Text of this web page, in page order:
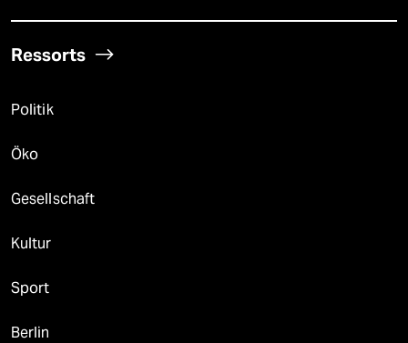
Ressorts
Politik
Öko
Gesellschaft
Kultur
Sport
Berlin